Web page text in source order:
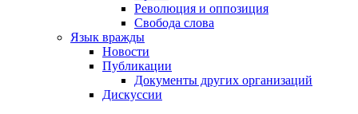
Революция и оппозиция
Свобода слова
Язык вражды
Новости
Публикации
Документы других организаций
Дискуссии